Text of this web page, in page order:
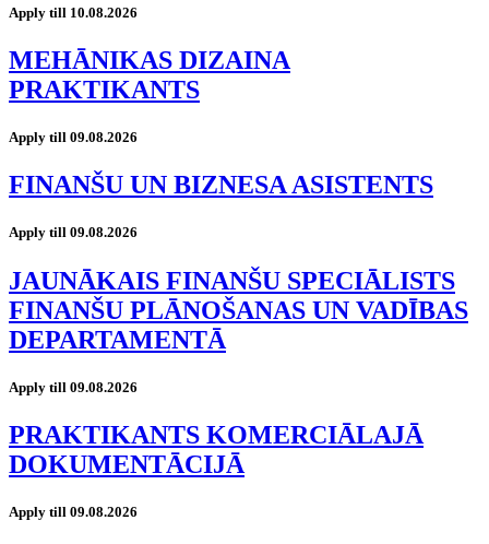
Apply till 10.08.2026
MEHĀNIKAS DIZAINA
PRAKTIKANTS
Apply till 09.08.2026
FINANŠU UN BIZNESA ASISTENTS
Apply till 09.08.2026
JAUNĀKAIS FINANŠU SPECIĀLISTS
FINANŠU PLĀNOŠANAS UN VADĪBAS
DEPARTAMENTĀ
Apply till 09.08.2026
PRAKTIKANTS KOMERCIĀLAJĀ
DOKUMENTĀCIJĀ
Apply till 09.08.2026